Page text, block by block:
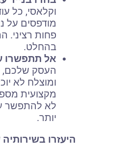
וקלאסי, כל
מודפסים על
פחות רציני.
בהחלט.
אל תתפשרו
העסק שלכם,
ומוצלח לא
מקצועית
לא להתפשר
יותר.
היעזרו